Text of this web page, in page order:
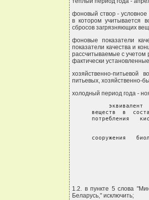
фоновый створ -
в котором учитывается
сбросов загрязняющих
фоновые показатели
показатели качества и
рассчитываемые с учетом
фактически
хозяйственно-питьевой
питьевых, хозяйственно-
холодный период года -
эквивалент
веществ  в
потребления
сооружения
1.2. в пункте 5 слова
Беларусь," исключить;